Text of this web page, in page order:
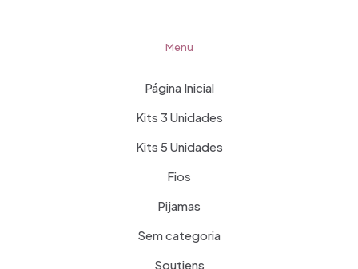
Menu
Página Inicial
Kits 3 Unidades
Kits 5 Unidades
Fios
Pijamas
Sem categoria
Soutiens